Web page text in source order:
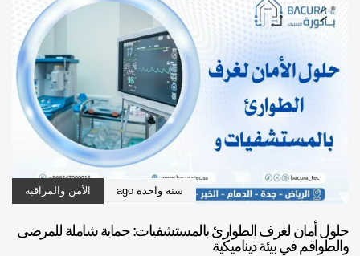
سنة واحدة ago الأمن والمراقبة
حلول أمان لغرف الطوارئ بالمستشفيات: حماية شاملة للمرضى
والطواقم في بيئة ديناميكية